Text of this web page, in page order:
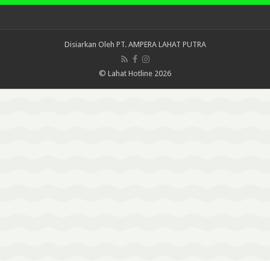
Disiarkan Oleh PT. AMPERA LAHAT PUTRA
© Lahat Hotline 2026